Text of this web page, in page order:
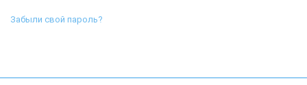
Забыли свой пароль?